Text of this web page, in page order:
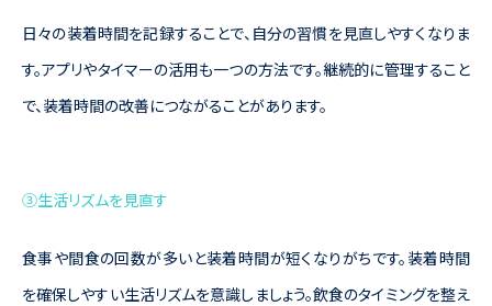
日々の装着時間を記録することで、自分の習慣を見直しやすくなりま
す。アプリやタイマーの活用も一つの方法です。継続的に管理すること
で、装着時間の改善につながることがあります。
③生活リズムを見直す
食事や間食の回数が多いと装着時間が短くなりがちです。装着時間
を確保しやすい生活リズムを意識しましょう。飲食のタイミングを整え